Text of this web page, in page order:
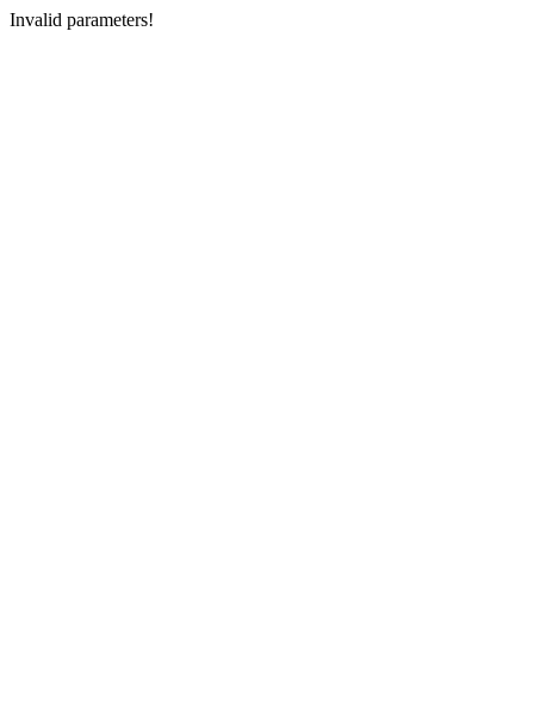
Invalid parameters!